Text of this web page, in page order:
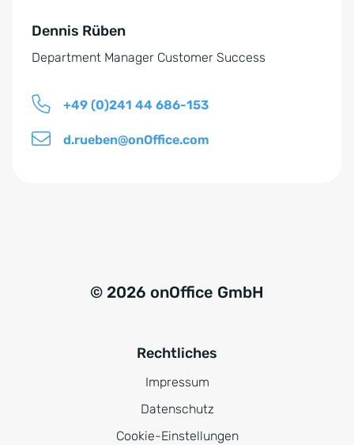
d
n
s
:Dennis Rüben
Department Manager Customer Success
+49 (0)241 44 686-153
d.rueben@onOffice.com
© 2026 onOffice GmbH
Rechtliches
Impressum
Datenschutz
Cookie-Einstellungen